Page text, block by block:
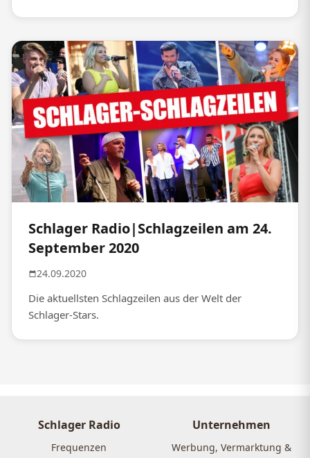
Schlager Radio|Schlagzeilen am 24.
September 2020
24.09.2020
Die aktuellsten Schlagzeilen aus der Welt der
Schlager-Stars.
Schlager Radio
Frequenzen
Unternehmen
Werbung, Vermarktung &